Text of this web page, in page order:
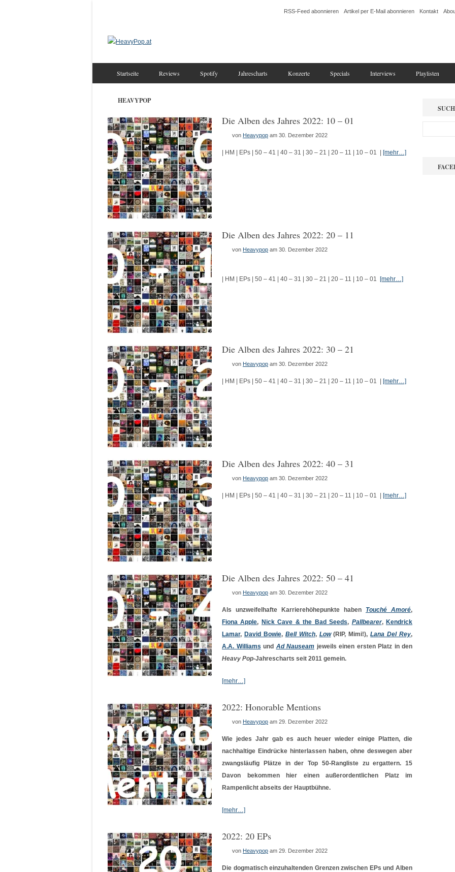
RSS-Feed abonnieren Artikel per E-Mail abonnieren Kontakt
Startseite Reviews Spotify Jahrescharts Konzerte Specials Interviews Playlisten
HEAVYPOP
Die Alben des Jahres 2022: 10 – 01
von Heavypop am 30. Dezember 2022
| HM | EPs | 50 – 41 | 40 – 31 | 30 – 21 | 20 – 11 | 10 – 01 | [mehr…]
Die Alben des Jahres 2022: 20 – 11
von Heavypop am 30. Dezember 2022
| HM | EPs | 50 – 41 | 40 – 31 | 30 – 21 | 20 – 11 | 10 – 01 [mehr…]
Die Alben des Jahres 2022: 30 – 21
von Heavypop am 30. Dezember 2022
| HM | EPs | 50 – 41 | 40 – 31 | 30 – 21 | 20 – 11 | 10 – 01 | [mehr…]
Die Alben des Jahres 2022: 40 – 31
von Heavypop am 30. Dezember 2022
| HM | EPs | 50 – 41 | 40 – 31 | 30 – 21 | 20 – 11 | 10 – 01 | [mehr…]
Die Alben des Jahres 2022: 50 – 41
von Heavypop am 30. Dezember 2022
Als unzweifelhafte Karrierehöhepunkte haben Touché Amoré,
Fiona Apple, Nick Cave & the Bad Seeds, Pallbearer, Kendrick
Lamar, David Bowie, Bell Witch, Low(RIP, Mimi!),Lana Del Rey,
A.A. Williams und Ad Nauseam jeweils einen ersten Platz in den
Heavy Pop-Jahrescharts seit 2011 gemein.
[mehr…]
2022: Honorable Mentions
von Heavypop am 29. Dezember 2022
Wie jedes Jahr gab es auch heuer wieder einige Platten, die
nachhaltige Eindrücke hinterlassen haben, ohne deswegen aber
zwangsläufig Plätze in der Top 50-Rangliste zu ergattern. 15
Davon bekommen hier einen außerordentlichen Platz im
Rampenlicht abseits der Hauptbühne.
[mehr…]
2022: 20 EPs
von Heavypop am 29. Dezember 2022
Die dogmatisch einzuhaltenden Grenzen zwischen EPs und Alben